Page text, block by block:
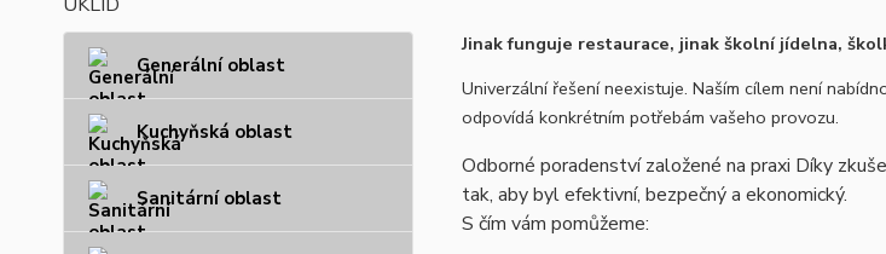
Generální oblast
Kuchyňská oblast
Sanitární oblast
Jinak funguje restaurace, jinak školní jídelna,
Univerzální řešení neexistuje. Naším cílem není
odpovídá konkrétním potřebám vašeho provozu.
Odborné poradenství založené na praxi Díky
tak, aby byl efektivní, bezpečný a ekonomický.
S čím vám pomůžeme: